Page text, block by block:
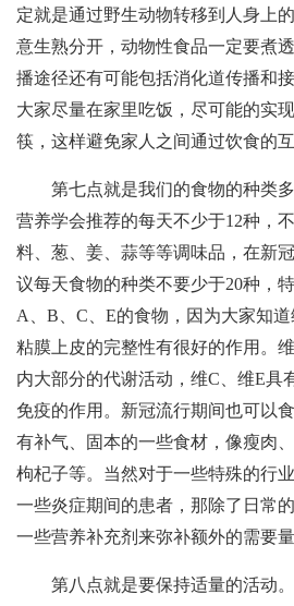
定就是通过野生动物转移到人身上
意生熟分开，动物性食品一定要煮
播途径还有可能包括消化道传播和
大家尽量在家里吃饭，尽可能的实
筷，这样避免家人之间通过饮食的互
第七点就是我们的食物的种类
营养学会推荐的每天不少于12种，
料、葱、姜、蒜等等调味品，在新
议每天食物的种类不要少于20种，
A、B、C、E的食物，因为大家知
粘膜上皮的完整性有很好的作用。
内大部分的代谢活动，维C、维E具
免疫的作用。新冠流行期间也可以
有补气、固本的一些食材，像瘦肉
枸杞子等。当然对于一些特殊的行
一些炎症期间的患者，那除了日常
一些营养补充剂来弥补额外的需要量
第八点就是要保持适量的活动